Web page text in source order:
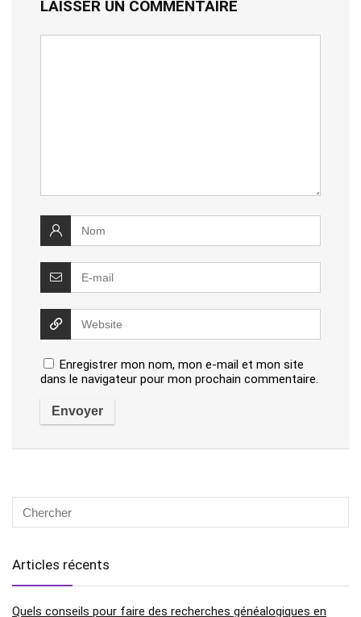
LAISSER UN COMMENTAIRE
Enregistrer mon nom, mon e-mail et mon site
dans le navigateur pour mon prochain commentaire.
Articles récents
Quels conseils pour faire des recherches généalogiques en